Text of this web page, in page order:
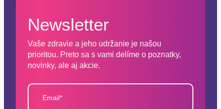
Newsletter
Vaše zdravie a jeho udržanie je našou
prioritou. Preto sa s vami delíme o poznatky,
novinky, ale aj akcie.
Email*